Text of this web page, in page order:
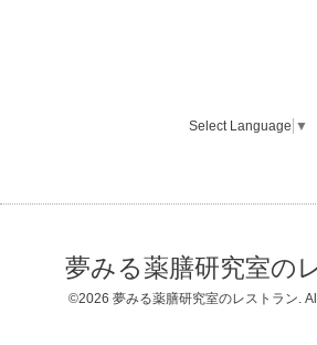
Select Language ▼
夢みる薬膳研究室の
©2026 夢みる薬膳研究室のレストラン.